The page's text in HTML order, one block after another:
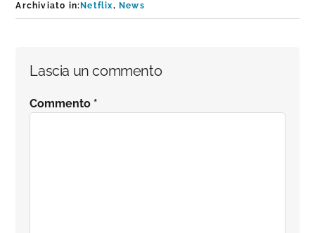
Archiviato in: Netflix, News
Interazioni
del
Lascia un commento
Commento *